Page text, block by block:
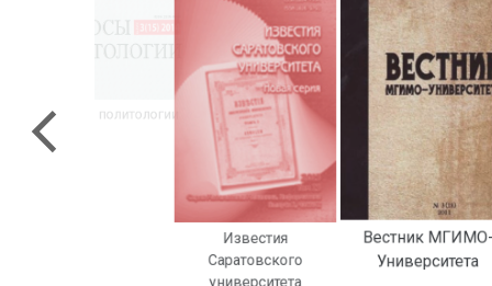
Вопросы политологии
Известия
Саратовского
университета
Вестник
Университета